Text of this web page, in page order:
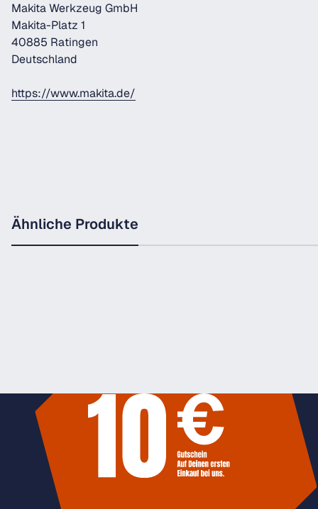
Makita Werkzeug GmbH
Makita-Platz 1
40885 Ratingen
Deutschland
https://www.makita.de/
Ähnliche Produkte